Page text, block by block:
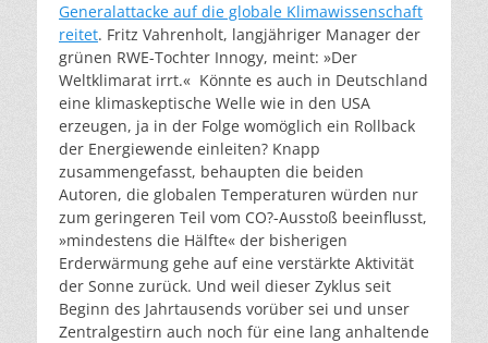
Generalattacke auf die globale Klimawissenschaft
reitet. Fritz Vahrenholt, langjähriger Manager der
grünen RWE-Tochter Innogy, meint: »Der
Weltklimarat irrt.« Könnte es auch in Deutschland
eine klimaskeptische Welle wie in den USA
erzeugen, ja in der Folge womöglich ein Rollback
der Energiewende einleiten? Knapp
zusammengefasst, behaupten die beiden
Autoren, die globalen Temperaturen würden nur
zum geringeren Teil vom CO?-Ausstoß beeinflusst,
»mindestens die Hälfte« der bisherigen
Erderwärmung gehe auf eine verstärkte Aktivität
der Sonne zurück. Und weil dieser Zyklus seit
Beginn des Jahrtausends vorüber sei und unser
Zentralgestirn auch noch für eine lang anhaltende